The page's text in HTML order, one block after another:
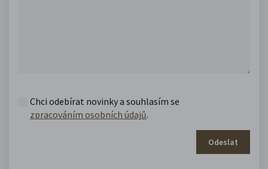
Chci odebírat novinky a souhlasím se
zpracováním osobních údajů.
Odeslat